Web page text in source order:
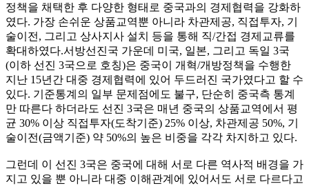
정책을 채택한 후 다양한 형태로 중국과의 경제협력을 강화하
였다. 가장 손쉬운 상품교역뿐 아니라 차관제공, 직접투자, 기
술이전, 그리고 상사지사 설치 등을 통해 직/간접 경제교류를
확대하였다.서방선진국 가운데 미국, 일본, 그리고 독일 3국
(이하 선진 3국으로 호칭)은 중국이 개혁/개방정책을 수행한
지난 15년간 대중 경제협력에 있어 두드러진 국가였다고 할 수
있다. 기준통계의 일부 문제점에도 불구, 단순히 중국측 통계
만 따른다 하더라도 선진 3국은 매년 중국의 상품교역에서 평
균 30% 이상 직접투자(도착기준) 25% 이상, 차관제공 50%, 기
술이전(금액기준) 약 50%의 높은 비중을 각각 차지하고 있다.
그런데 이 선진 3국은 중국에 대해 서로 다른 역사적 배경을 가
지고 있을 뿐 아니라 대중 이해관계에 있어서도 서로 다르다고